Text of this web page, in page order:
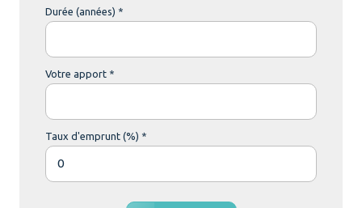
Durée (années) *
Votre apport *
Taux d'emprunt (%) *